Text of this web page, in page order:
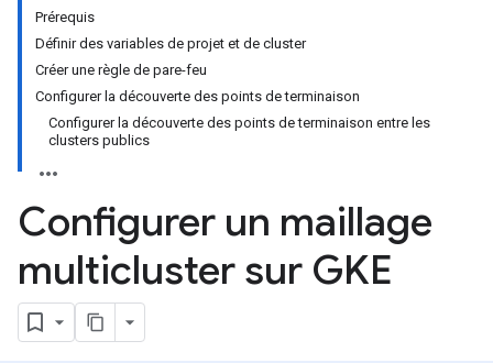
Prérequis
Définir des variables de projet et de cluster
Créer une règle de pare-feu
Configurer la découverte des points de terminaison
Configurer la découverte des points de terminaison entre les
clusters publics
Configurer un maillage
multicluster sur GKE